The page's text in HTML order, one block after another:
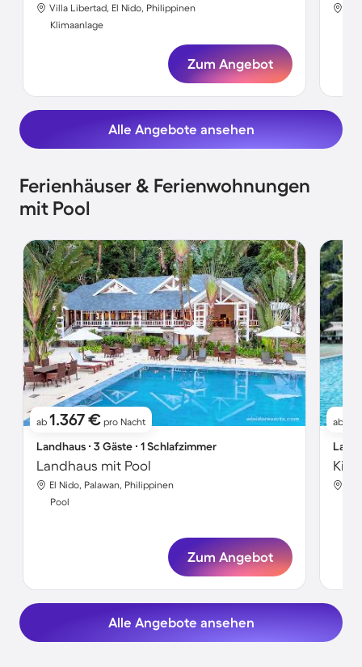
Villa Libertad, El Nido, Philippinen
Klimaanlage
Zum Angebot
Alle Angebote ansehen
Ferienhäuser & Ferienwohnungen
mit Pool
ab 1.367 € pro Nacht
Landhaus ∙ 3 Gäste ∙ 1 Schlafzimmer
Landhaus mit Pool
El Nido, Palawan, Philippinen
Pool
Zum Angebot
ab
Alle Angebote ansehen